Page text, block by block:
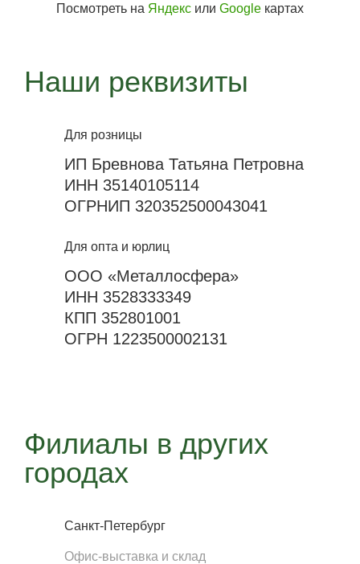
Посмотреть на Яндекс или Google картах
Наши реквизиты
Для розницы
ИП Бревнова Татьяна Петровна
ИНН 35140105114
ОГРНИП 320352500043041
Для опта и юрлиц
ООО «Металлосфера»
ИНН 3528333349
КПП 352801001
ОГРН 1223500002131
Филиалы в других
городах
Санкт-Петербург
Офис-выставка и склад